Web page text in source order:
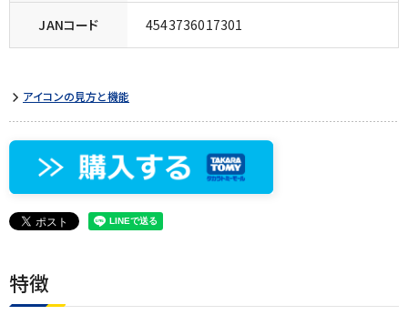
JANコード 4543736017301
アイコンの見方と機能
特徴